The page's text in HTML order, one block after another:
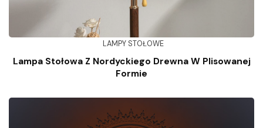
LAMPY STOŁOWE
Lampa Stołowa Z Nordyckiego Drewna W Plisowanej
Formie